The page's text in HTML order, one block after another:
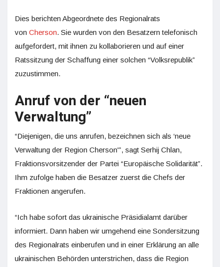
Dies berichten Abgeordnete des Regionalrats
von Cherson. Sie wurden von den Besatzern telefonisch
aufgefordert, mit ihnen zu kollaborieren und auf einer
Ratssitzung der Schaffung einer solchen “Volksrepublik”
zuzustimmen.
Anruf von der “neuen
Verwaltung”
“Diejenigen, die uns anrufen, bezeichnen sich als ‘neue
Verwaltung der Region Cherson'”, sagt Serhij Chlan,
Fraktionsvorsitzender der Partei “Europäische Solidarität”.
Ihm zufolge haben die Besatzer zuerst die Chefs der
Fraktionen angerufen.
“Ich habe sofort das ukrainische Präsidialamt darüber
informiert. Dann haben wir umgehend eine Sondersitzung
des Regionalrats einberufen und in einer Erklärung an alle
ukrainischen Behörden unterstrichen, dass die Region